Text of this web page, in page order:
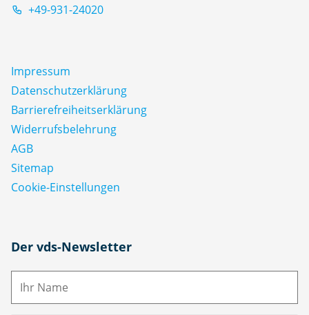
+49-931-24020
Impressum
Datenschutz­erklärung
Barrierefreiheitserklärung
Widerrufsbelehrung
AGB
Sitemap
Cookie-Einstellungen
Der vds-Newsletter
N
M